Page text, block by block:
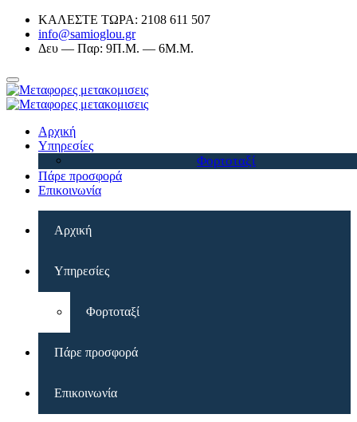
ΚΑΛΕΣΤΕ ΤΩΡΑ: 2108 611 507
info@samioglou.gr
Δευ — Παρ: 9Π.Μ. — 6Μ.Μ.
Αρχική
Υπηρεσίες
Φορτοταξί
Πάρε προσφορά
Επικοινωνία
Αρχική
Υπηρεσίες
Φορτοταξί
Πάρε προσφορά
Επικοινωνία